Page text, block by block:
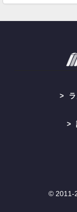
© 2011-